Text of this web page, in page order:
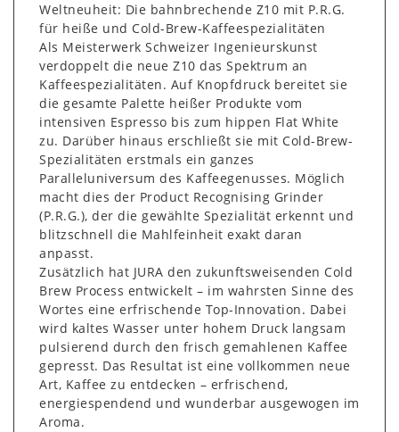
Weltneuheit: Die bahnbrechende Z10 mit P.R.G.
für heiße und Cold-Brew-Kaffeespezialitäten
Als Meisterwerk Schweizer Ingenieurskunst
verdoppelt die neue Z10 das Spektrum an
Kaffeespezialitäten. Auf Knopfdruck bereitet sie
die gesamte Palette heißer Produkte vom
intensiven Espresso bis zum hippen Flat White
zu. Darüber hinaus erschließt sie mit Cold-Brew-
Spezialitäten erstmals ein ganzes
Paralleluniversum des Kaffeegenusses. Möglich
macht dies der Product Recognising Grinder
(P.R.G.), der die gewählte Spezialität erkennt und
blitzschnell die Mahlfeinheit exakt daran
anpasst.
Zusätzlich hat JURA den zukunftsweisenden Cold
Brew Process entwickelt – im wahrsten Sinne des
Wortes eine erfrischende Top-Innovation. Dabei
wird kaltes Wasser unter hohem Druck langsam
pulsierend durch den frisch gemahlenen Kaffee
gepresst. Das Resultat ist eine vollkommen neue
Art, Kaffee zu entdecken – erfrischend,
energiespendend und wunderbar ausgewogen im
Aroma.